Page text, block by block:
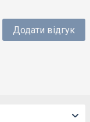
Додати відгук